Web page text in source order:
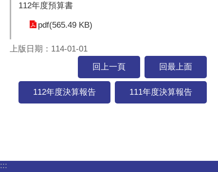
112年度預算書
pdf(565.49 KB)
上版日期：114-01-01
回上一頁
回最上面
112年度決算報告 111年度決算報告
:::